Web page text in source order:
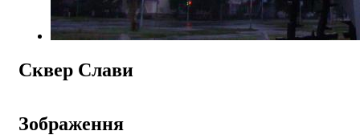
Сквер Слави
Зображення